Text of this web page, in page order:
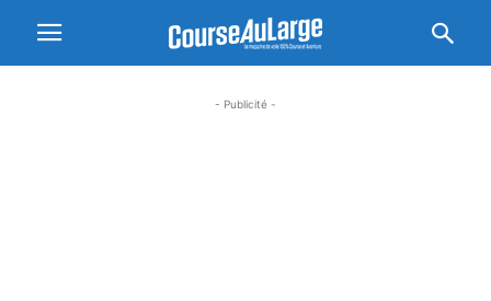
- Publicité -